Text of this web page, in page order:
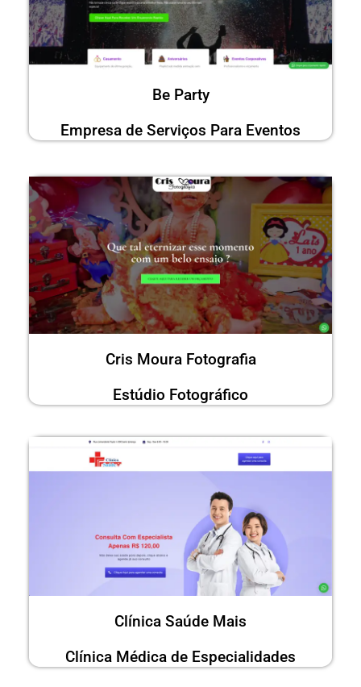
Be Party
Empresa de Serviços Para Eventos
Cris Moura Fotografia
Estúdio Fotográfico
Clínica Saúde Mais
Clínica Médica de Especialidades